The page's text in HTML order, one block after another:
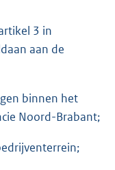
3 in
aan de
binnen het
Noord-Brabant;